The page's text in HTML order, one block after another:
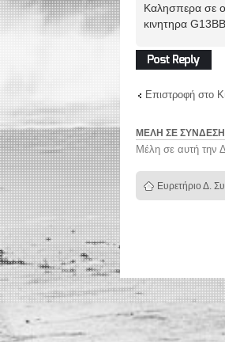
Καλησπερα σε
κινητηρα
Δημιουργία
απάντησης
Επιστροφή στο
ΜΈΛΗ ΣΕ ΣΎΝΔΕΣΗ
Μέλη σε αυτή την
Ευρετήριο Δ.